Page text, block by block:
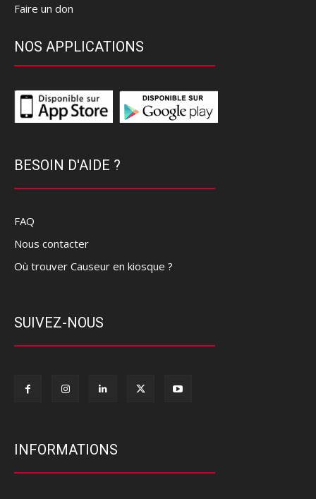
Faire un don
NOS APPLICATIONS
BESOIN D'AIDE ?
FAQ
Nous contacter
Où trouver Causeur en kiosque ?
SUIVEZ-NOUS
INFORMATIONS